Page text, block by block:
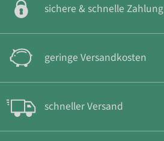
sichere & schnelle Zahlung
geringe Versandkosten
schneller Versand